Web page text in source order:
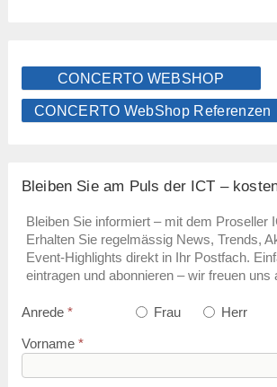
CONCERTO WEBSHOP
CONCERTO WebShop Referenzen
Bleiben Sie am Puls der ICT –
Bleiben Sie informiert – mit dem Proseller
Erhalten Sie regelmässig News, Trends,
Event-Highlights direkt in Ihr Postfach.
eintragen und abonnieren – wir freuen uns
Anrede * Frau Herr
Vorname *